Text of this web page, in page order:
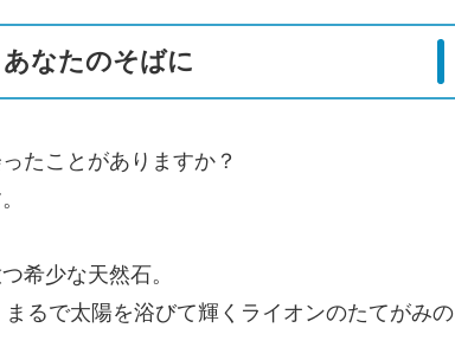
なたのそばに
たことがありますか？
希少な天然石。
るで太陽を浴びて輝くライオンのたてがみの